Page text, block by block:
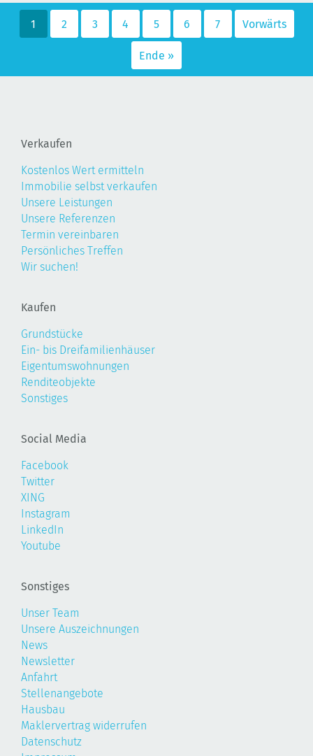
1 2 3 4 5 6 7 Vorwärts
Ende »
Verkaufen
Kostenlos Wert ermitteln
Immobilie selbst verkaufen
Unsere Leistungen
Unsere Referenzen
Termin vereinbaren
Persönliches Treffen
Wir suchen!
Kaufen
Grundstücke
Ein- bis Dreifamilienhäuser
Eigentumswohnungen
Renditeobjekte
Sonstiges
Social Media
Facebook
Twitter
XING
Instagram
LinkedIn
Youtube
Sonstiges
Unser Team
Unsere Auszeichnungen
News
Newsletter
Anfahrt
Stellenangebote
Hausbau
Maklervertrag widerrufen
Datenschutz